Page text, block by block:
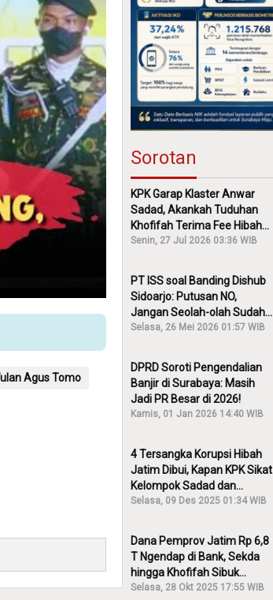
Agus Tomo
Sorotan
KPK Garap Klaster Anwar
Sadad, Akankah Tuduhan
Khofifah Terima Fee Hibah
30% Diusut?
Senin, 27 Jul 2026 03:36 WIB
PT ISS soal Banding Dishub
Sidoarjo: Putusan NO,
Jangan Seolah-olah Sudah
Menang!
Selasa, 26 Mei 2026 01:57 WIB
DPRD Soroti Pengendalian
Banjir di Surabaya: Masih
Jadi PR Besar di 2026!
Kamis, 01 Jan 2026 14:40 WIB
4 Tersangka Korupsi Hibah
Jatim Dibui, Kapan KPK Sikat
Kelompok Sadad dan
Iskandar?
Selasa, 09 Des 2025 01:34 WIB
Dana Pemprov Jatim Rp 6,8
T Ngendap di Bank, Sekda
hingga Khofifah Sibuk
Membantah!
Selasa, 28 Okt 2025 17:55 WIB